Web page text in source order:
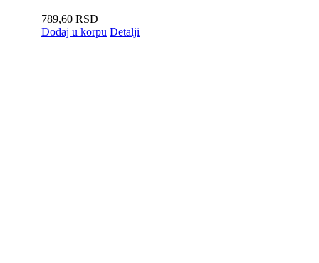
789,60 RSD
Dodaj u korpu Detalji